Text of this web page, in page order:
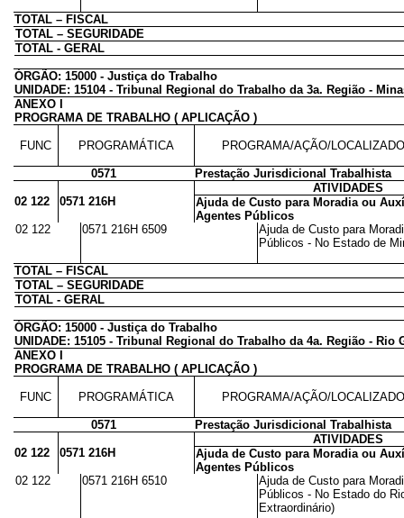
TOTAL – FISCAL
TOTAL – SEGURIDADE
TOTAL - GERAL
ÓRGÃO: 15000 - Justiça do Trabalho
UNIDADE: 15104 - Tribunal Regional do Trabalho da 3a. Região -
ANEXO I
PROGRAMA DE TRABALHO ( APLICAÇÃO )
FUNC PROGRAMÁTICA PROGRAMA/AÇÃO/
0571
Prestação Jurisdicional Trabalhista
ATIVIDADES
02 122
0571 216H
Ajuda de Custo para Moradia ou
Agentes Públicos
02 122
0571 216H 6509
Ajuda de Custo para
Públicos - No Estado de
TOTAL – FISCAL
TOTAL – SEGURIDADE
TOTAL - GERAL
ÓRGÃO: 15000 - Justiça do Trabalho
UNIDADE: 15105 - Tribunal Regional do Trabalho da 4a. Região - Rio
ANEXO I
PROGRAMA DE TRABALHO ( APLICAÇÃO )
FUNC PROGRAMÁTICA PROGRAMA/AÇÃO/
0571
Prestação Jurisdicional Trabalhista
ATIVIDADES
02 122
0571 216H
Ajuda de Custo para Moradia ou
Agentes Públicos
02 122
0571 216H 6510
Ajuda de Custo para
Públicos - No Estado do
Extraordinário)